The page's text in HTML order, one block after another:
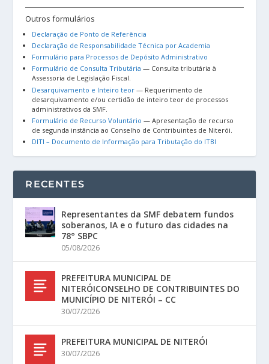
Outros formulários
Declaração de Ponto de Referência
Declaração de Responsabilidade Técnica por Academia
Formulário para Processos de Depósito Administrativo
Formulário de Consulta Tributária — Consulta tributária à
Assessoria de Legislação Fiscal.
Desarquivamento e Inteiro teor — Requerimento de
desarquivamento e/ou certidão de inteiro teor de processos
administrativos da SMF.
Formulário de Recurso Voluntário — Apresentação de recurso
de segunda instância ao Conselho de Contribuintes de Niterói.
DITI – Documento de Informação para Tributação do ITBI
RECENTES
Representantes da SMF debatem fundos
soberanos, IA e o futuro das cidades na
78° SBPC
05/08/2026
PREFEITURA MUNICIPAL DE
NITERÓICONSELHO DE CONTRIBUINTES DO
MUNICÍPIO DE NITERÓI – CC
30/07/2026
PREFEITURA MUNICIPAL DE NITERÓI
30/07/2026